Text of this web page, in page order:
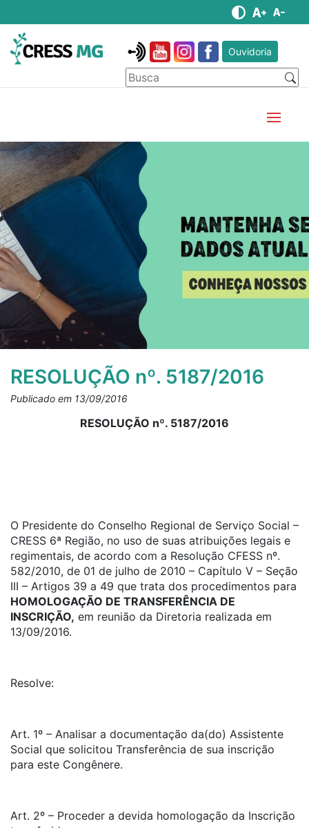
Ouvidoria
RESOLUÇÃO nº. 5187/2016
Publicado em 13/09/2016
RESOLUÇÃO nº. 5187/2016
O Presidente do Conselho Regional de Serviço Social –
CRESS 6ª Região, no uso de suas atribuições legais e
regimentais, de acordo com a Resolução CFESS nº.
582/2010, de 01 de julho de 2010 – Capítulo V – Seção
III – Artigos 39 a 49 que trata dos procedimentos para
HOMOLOGAÇÃO DE TRANSFERÊNCIA DE
INSCRIÇÃO, em reunião da Diretoria realizada em
13/09/2016.
Resolve:
Art. 1º – Analisar a documentação da(do) Assistente
Social que solicitou Transferência de sua inscrição
para este Congênere.
Art. 2º – Proceder a devida homologação da Inscrição